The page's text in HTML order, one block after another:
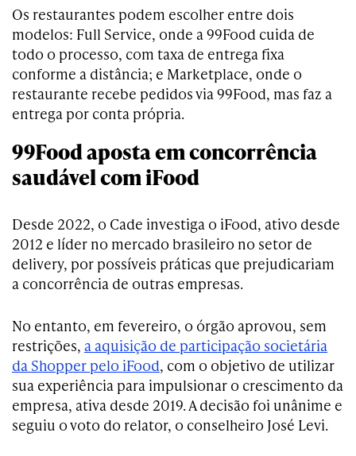
Os restaurantes podem escolher entre dois
modelos: Full Service, onde a 99Food cuida de
todo o processo, com taxa de entrega fixa
conforme a distância; e Marketplace, onde o
restaurante recebe pedidos via 99Food, mas faz a
entrega por conta própria.
99Food aposta em concorrência
saudável com iFood
Desde 2022, o Cade investiga o iFood, ativo desde
2012 e líder no mercado brasileiro no setor de
delivery, por possíveis práticas que prejudicariam
a concorrência de outras empresas.
No entanto, em fevereiro, o órgão aprovou, sem
restrições, a aquisição de participação societária
da Shopper pelo iFood, com o objetivo de utilizar
sua experiência para impulsionar o crescimento da
empresa, ativa desde 2019. A decisão foi unânime e
seguiu o voto do relator, o conselheiro José Levi.